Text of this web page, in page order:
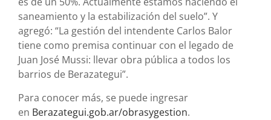
saneamiento y la estabilización del suelo”. Y
agregó: “La gestión del intendente Carlos Balor
tiene como premisa continuar con el legado de
Juan José Mussi: llevar obra pública a todos los
barrios de Berazategui”.
Para conocer más, se puede ingresar
en Berazategui.gob.ar/obrasygestion.